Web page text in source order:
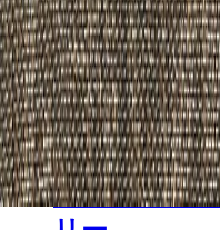
メーカー
アドヴァング
ムンディ コ
コレクショ